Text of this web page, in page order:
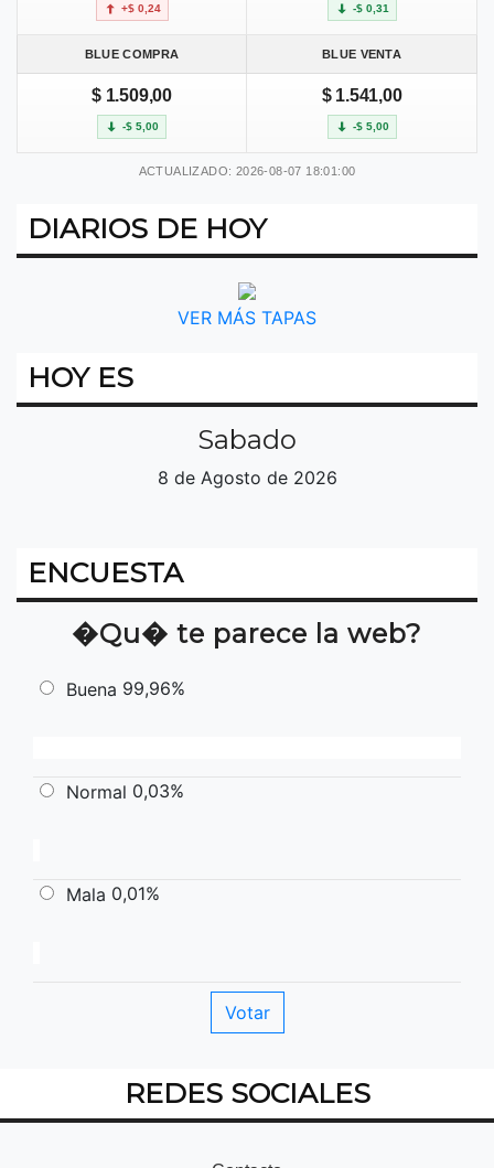
+$ 0,24 -$ 0,31
BLUE COMPRA BLUE VENTA
$ 1.509,00
-$ 5,00
$ 1.541,00
-$ 5,00
ACTUALIZADO: 2026-08-07 18:01:00
DIARIOS DE HOY
VER MÁS TAPAS
HOY ES
Sabado
8 de Agosto de 2026
ENCUESTA
�Qu� te parece la web?
Buena 99,96%
Normal 0,03%
Mala 0,01%
REDES SOCIALES